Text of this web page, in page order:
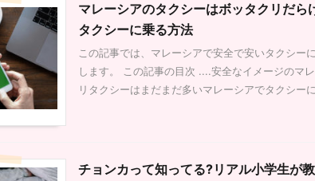
マレーシアのタクシーはボッタクリだら
タクシーに乗る方法
この記事では、マレーシアで安全で安いタクシー
します。 この記事の目次 ....安全なイメージのマ
リタクシーはまだまだ多いマレーシアでタクシー
チョンカって知ってる?リアル小学生が
ク！電圧が高いので、漏電や火災に要注意。
油断はダメです。変換プラグが必要な場合対
応電圧を確認して220V対応なら変換プラグ
があれば使える対応可能 ...
所がレ
ト）